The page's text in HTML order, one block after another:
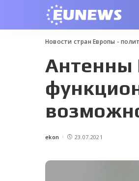
Новости стран Европы -
Антенны
Posted
ekon 23.07.2021